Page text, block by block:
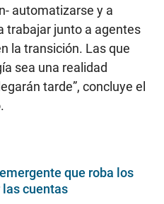
automatizarse y a
trabajar junto a agentes
la transición. Las que
sea una realidad
tarde”, concluye el
que roba los
cuentas